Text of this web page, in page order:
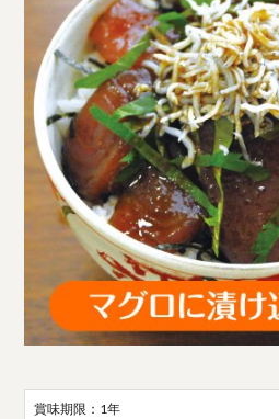
賞味期限：1年